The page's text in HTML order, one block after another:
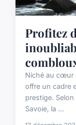
Profitez
Niché au cœur
offre un cadre
prestige.
Savoie, la ...